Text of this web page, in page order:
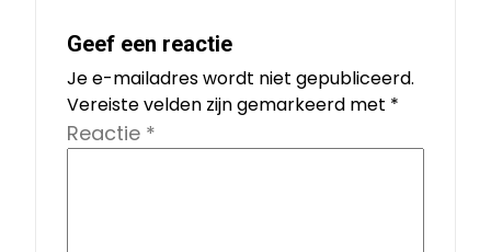
Geef een reactie
Je e-mailadres wordt niet gepubliceerd.
Vereiste velden zijn gemarkeerd met *
Reactie *